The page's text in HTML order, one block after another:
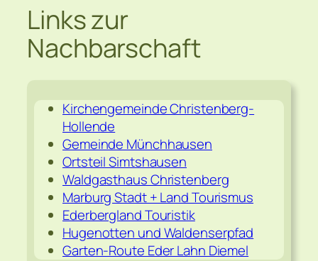
Links zur
Nachbarschaft
Kirchengemeinde Christenberg-
Hollende
Gemeinde Münchhausen
Ortsteil Simtshausen
Waldgasthaus Christenberg
Marburg Stadt + Land Tourismus
Ederbergland Touristik
Hugenotten und Waldenserpfad
Garten-Route Eder Lahn Diemel